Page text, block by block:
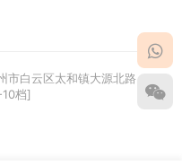
市白云区太和镇大源北路
档]